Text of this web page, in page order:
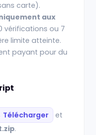
carte).
aux
vérifications ou 7
limite atteinte.
payant pour du
Télécharger
et
.